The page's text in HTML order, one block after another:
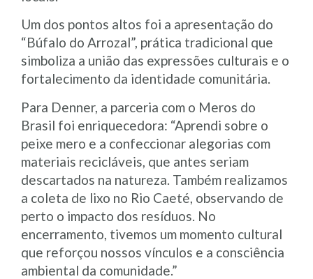
Um dos pontos altos foi a apresentação do
“Búfalo do Arrozal”, prática tradicional que
simboliza a união das expressões culturais e o
fortalecimento da identidade comunitária.
Para Denner, a parceria com o Meros do
Brasil foi enriquecedora: “Aprendi sobre o
peixe mero e a confeccionar alegorias com
materiais recicláveis, que antes seriam
descartados na natureza. Também realizamos
a coleta de lixo no Rio Caeté, observando de
perto o impacto dos resíduos. No
encerramento, tivemos um momento cultural
que reforçou nossos vínculos e a consciência
ambiental da comunidade.”